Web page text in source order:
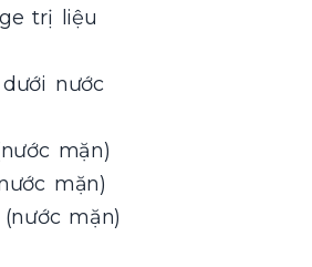
trị liệu
nước
mặn)
mặn)
mặn)